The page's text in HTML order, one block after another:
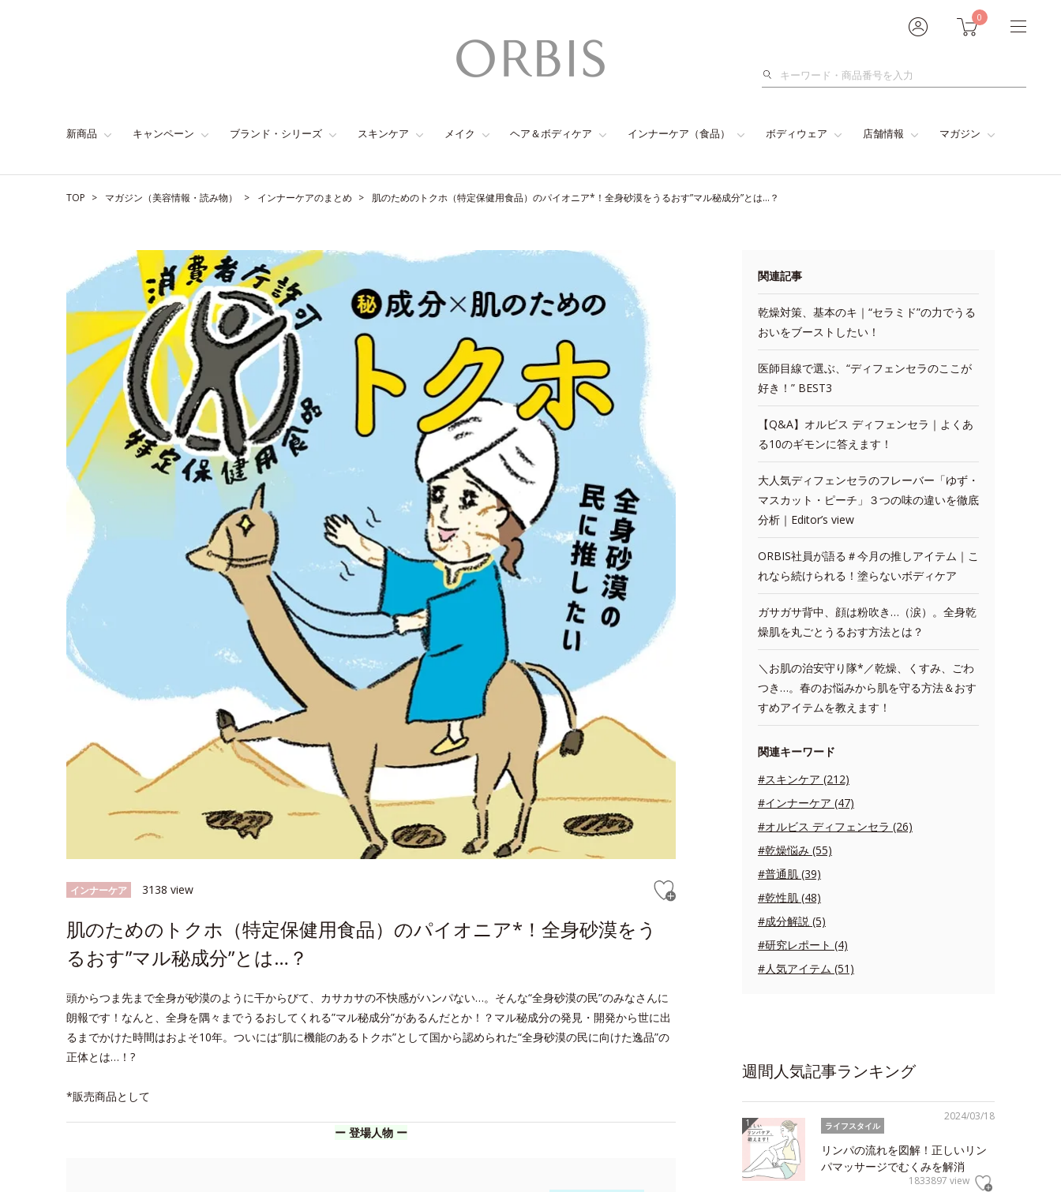
0
検
新商品 キャンペーン ブランド・シリーズ スキンケア メイク ヘア＆ボディケア インナーケア（食品） ボディウェア 店舗情報 マガジン
TOP マガジン（美容情報・読み物） インナーケアのまとめ 肌のためのトクホ（特定保健用食品）のパイオニア*！全身砂漠をうるおす”マル秘成分”とは…？
インナーケア 3138 view
肌のためのトクホ（特定保健用食品）のパイオニア*！全身砂漠をう
るおす”マル秘成分”とは…？
頭からつま先まで全身が砂漠のように干からびて、カサカサの不快感がハンパない…。そんな“全身砂漠の民”のみなさんに
朗報です！なんと、全身を隅々までうるおしてくれる”マル秘成分”があるんだとか！？マル秘成分の発見・開発から世に出
るまでかけた時間はおよそ10年。ついには“肌に機能のあるトクホ”として国から認められた“全身砂漠の民に向けた逸品”の
正体とは…！?
*販売商品として
ー 登場人物 ー
関連記事
乾燥対策、基本のキ｜“セラミド”の力でうる
おいをブーストしたい！
医師目線で選ぶ、“ディフェンセラのここが
好き！” BEST3
【Q&A】オルビス ディフェンセラ｜よくあ
る10のギモンに答えます！
大人気ディフェンセラのフレーバー「ゆず・
マスカット・ピーチ」３つの味の違いを徹底
分析｜Editor’s view
ORBIS社員が語る＃今月の推しアイテム｜こ
れなら続けられる！塗らないボディケア
ガサガサ背中、顔は粉吹き…（涙）。全身乾
燥肌を丸ごとうるおす方法とは？
＼お肌の治安守り隊*／乾燥、くすみ、ごわ
つき…。春のお悩みから肌を守る方法＆おす
すめアイテムを教えます！
関連キーワード
#スキンケア (212)
#インナーケア (47)
#オルビス ディフェンセラ (26)
#乾燥悩み (55)
#普通肌 (39)
#乾性肌 (48)
#成分解説 (5)
#研究レポート (4)
#人気アイテム (51)
週間人気記事ランキング
2024/03/18
ライフスタイル
リンパの流れを図解！正しいリン
パマッサージでむくみを解消
1833897 view